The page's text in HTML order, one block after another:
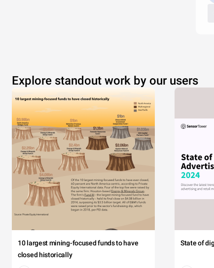
Explore standout work by our users
10 largest mining-focused funds to have
closed historically
State of